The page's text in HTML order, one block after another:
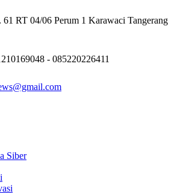
RT 04/06 Perum 1 Karawaci Tangerang
- 085220226411
Siber